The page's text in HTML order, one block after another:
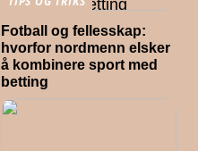
Fotball og fellesskap:
hvorfor nordmenn elsker
å kombinere sport med
betting